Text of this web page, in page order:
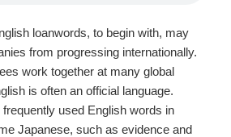
loanwords, to begin with, may
from progressing internationally.
work together at many global
is often an official language.
used English words in
Japanese, such as evidence and